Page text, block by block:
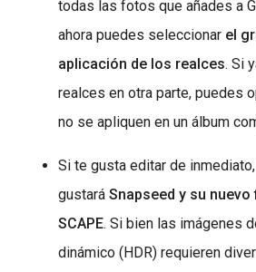
todas las fotos que añades a
ahora puedes seleccionar el
aplicación de los realces. Si
realces en otra parte, puedes
no se apliquen en un álbum
Si te gusta editar de
gustará Snapseed y su nuevo
SCAPE. Si bien las imágenes
dinámico (HDR) requieren